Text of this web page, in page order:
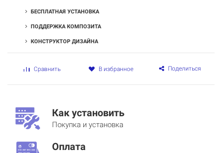
БЕСПЛАТНАЯ УСТАНОВКА
ПОДДЕРЖКА КОМПОЗИТА
КОНСТРУКТОР ДИЗАЙНА
Сравнить В избранное Поделиться
Как установить
Покупка и установка
Оплата